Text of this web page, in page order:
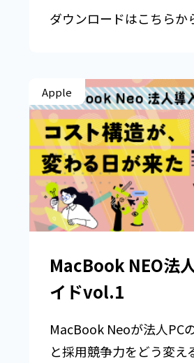
ダウンロードはこちらか
Apple
MacBook NEO法
イドvol.1
MacBook Neoが法人PC
と採用競争力をどう変え